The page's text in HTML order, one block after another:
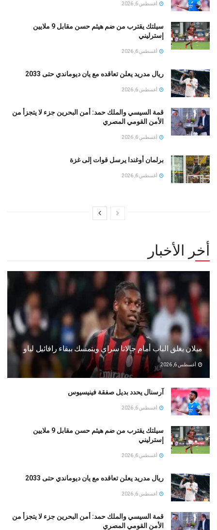
أغسطس 6, 2026
سيلتك يقترب من ضم هيثم حسن مقابل 9 ملايين
إسترليني
أغسطس 6, 2026
ريال مدريد يعلن تعاقده مع يان ديوماندي حتى 2033
أغسطس 6, 2026
قمة السيسي والملك حمد: أمن البحرين جزء لا يتجزأ من
الأمن القومي المصري
أغسطس 6, 2026
برلمان أوغندا يرسل قوات إلى غزة
أغسطس 6, 2026
أخر الأخبار
ميلان يغلق الباب أمام جالاتا سراي ويتمسك ببقاء رافائيل لياو
أغسطس 6, 2026
آرسنال يحدد بديل صفقة فينيسيوس
أغسطس 6, 2026
سيلتك يقترب من ضم هيثم حسن مقابل 9 ملايين
إسترليني
أغسطس 6, 2026
ريال مدريد يعلن تعاقده مع يان ديوماندي حتى 2033
أغسطس 6, 2026
قمة السيسي والملك حمد: أمن البحرين جزء لا يتجزأ من
الأمن القومي المصري